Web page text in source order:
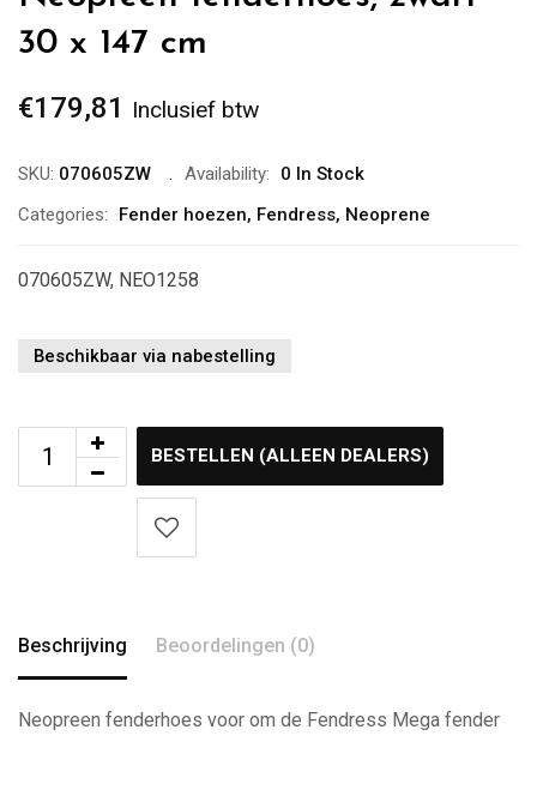
30 x 147 cm
€179,81 Inclusief btw
SKU: 070605ZW Availability:
0 In Stock
Categories:
Fender hoezen, Fendress, Neoprene
070605ZW, NEO1258
Beschikbaar via nabestelling
BESTELLEN (ALLEEN DEALERS)
Beschrijving Beoordelingen (0)
Neopreen fenderhoes voor om de Fendress Mega fender